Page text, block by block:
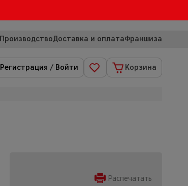
ПроизводствоДоставка и оплатаФраншиза
Регистрация / Войти Корзина
Распечатать